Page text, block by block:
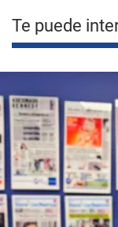
Te puede